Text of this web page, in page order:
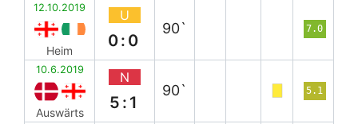
12.10.2019
Heim
U
0:0
90` 7.0
10.6.2019
Auswärts
N
5:1
90` 5.1